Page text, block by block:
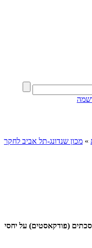
» מכון שנדונג-תל אביב לחקר
(פודקאסטים) על יחסי